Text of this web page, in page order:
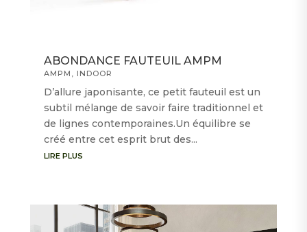
ABONDANCE FAUTEUIL AMPM
AMPM , INDOOR
D’allure japonisante, ce petit fauteuil est un
subtil mélange de savoir faire traditionnel et
de lignes contemporaines.Un équilibre se
créé entre cet esprit brut des...
LIRE PLUS